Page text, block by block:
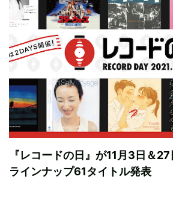
『レコードの日』が11月3日＆
ラインナップ61タイトル発表